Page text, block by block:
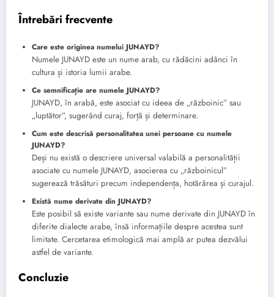
Întrebări frecvente
Care este originea numelui JUNAYD?
Numele JUNAYD este un nume arab, cu rădăcini adânci în
cultura și istoria lumii arabe.
Ce semnificație are numele JUNAYD?
JUNAYD, în arabă, este asociat cu ideea de „războinic” sau
„luptător”, sugerând curaj, forță și determinare.
Cum este descrisă personalitatea unei persoane cu numele
JUNAYD?
Deși nu există o descriere universal valabilă a personalității
asociate cu numele JUNAYD, asocierea cu „războinicul”
sugerează trăsături precum independența, hotărârea și curajul.
Există nume derivate din JUNAYD?
Este posibil să existe variante sau nume derivate din JUNAYD în
diferite dialecte arabe, însă informațiile despre acestea sunt
limitate. Cercetarea etimologică mai amplă ar putea dezvălui
astfel de variante.
Concluzie